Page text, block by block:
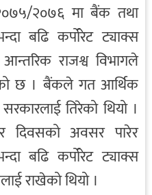
२०७६ मा बैंक तथा
बढि कर्पोरेट ट्याक्स
राजश्व विभागले
छ । बैंकले गत आर्थिक
तिरेको थियो ।
दिवसको अवसर पारेर
बढि कर्पोरेट ट्याक्स
राखेको थियो ।